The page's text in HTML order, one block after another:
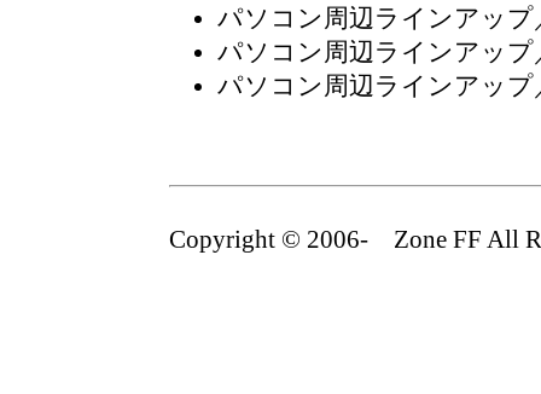
パソコン周辺ラインアップ
パソコン周辺ラインアップ
パソコン周辺ラインアップ
Copyright © 2006- Zone FF All